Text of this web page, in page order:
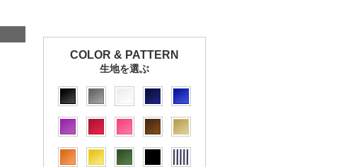
COLOR & PATTERN
生地を選ぶ